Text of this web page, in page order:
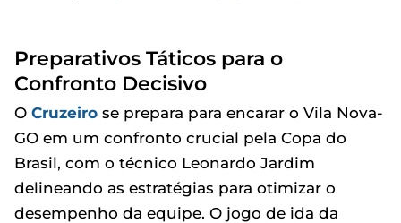
Preparativos Táticos para o
Confronto Decisivo
O Cruzeiro se prepara para encarar o Vila Nova-
GO em um confronto crucial pela Copa do
Brasil, com o técnico Leonardo Jardim
delineando as estratégias para otimizar o
desempenho da equipe. O jogo de ida da